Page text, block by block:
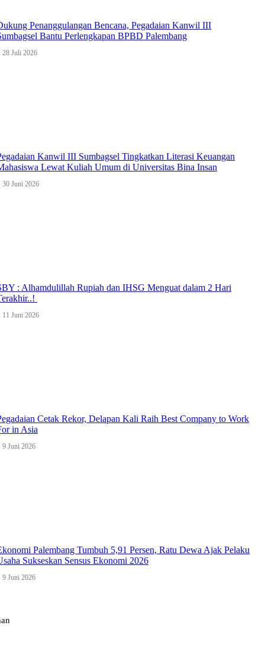
Penanggulangan Bencana, Pegadaian Kanwil III
Bantu Perlengkapan BPBD Palembang
28 Juli 2026
Kanwil III Sumbagsel Tingkatkan Literasi Keuangan
Lewat Kuliah Umum di Universitas Bina Insan
30 Juni 2026
: Alhamdulillah Rupiah dan IHSG Menguat dalam 2 Hari
11 Juni 2026
Cetak Rekor, Delapan Kali Raih Best Company to Work
in Asia
9 Juni 2026
Palembang Tumbuh 5,91 Persen, Ratu Dewa Ajak Pelaku
Sukseskan Sensus Ekonomi 2026
9 Juni 2026